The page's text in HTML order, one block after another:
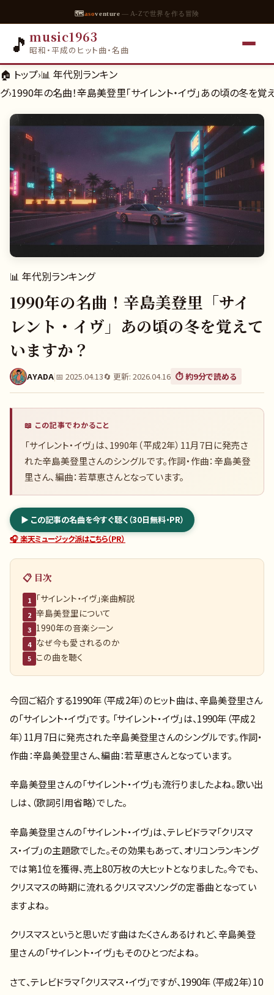
🗺asoventure — A-Zで世界を作る冒険
🎵 music1963
昭和・平成のヒット曲・名曲
🏠 トップ›📊 年代別ランキン
グ›1990年の名曲！辛島美登里「サイレント・イヴ」あの頃の冬を覚
📊 年代別ランキング
1990年の名曲！辛島美登里「サイ
レント・イヴ」あの頃の冬を覚えて
いますか？
AYADA|📅 2025.04.13🔄 更新: 2026.04.16 ⏱️ 約9分で読める
📖 この記事でわかること
「サイレント・イヴ」は、1990年（平成2年）11月7日に発売さ
れた辛島美登里さんのシングルです。作詞・作曲：辛島美登
里さん、編曲：若草恵さんとなっています。
▶ この記事の名曲を今すぐ聴く（30日無料・PR）
🎧 楽天ミュージック派はこちら（PR）
📋 目次
1 「サイレント・イヴ」楽曲解説
2 辛島美登里について
3 1990年の音楽シーン
4 なぜ今も愛されるのか
5 この曲を聴く
今回ご紹介する1990年（平成2年）のヒット曲は、辛島美登里さん
の「サイレント・イヴ」です。 「サイレント・イヴ」は、1990年（平成2
年）11月7日に発売された辛島美登里さんのシングルです。作詞・
作曲：辛島美登里さん、編曲：若草恵さんとなっています。
辛島美登里さんの「サイレント・イヴ」も流行りましたよね。歌い出
しは、（歌詞引用省略）でした。
辛島美登里さんの「サイレント・イヴ」は、テレビドラマ「クリスマ
ス・イブ」の主題歌でした。その効果もあって、オリコンランキング
では第1位を獲得、売上80万枚の大ヒットとなりました。今でも、
クリスマスの時期に流れるクリスマスソングの定番曲となってい
ますよね。
クリスマスというと思いだす曲はたくさんあるけれど、辛島美登
里さんの「サイレント・イヴ」もそのひとつだよね。
さて、テレビドラマ「クリスマス・イヴ」ですが、1990年（平成2年）10